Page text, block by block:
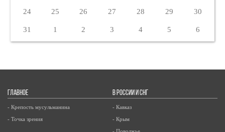
24 25 26 27 28 29 30
31 1 2 3 4 5 6
ГЛАВНОЕ
- Крепость мусульманина
- Точка зрения
В РОССИИ И СНГ
- Кавказ
- Крым